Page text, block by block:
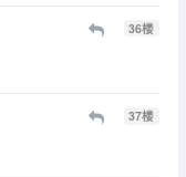
36楼
37楼